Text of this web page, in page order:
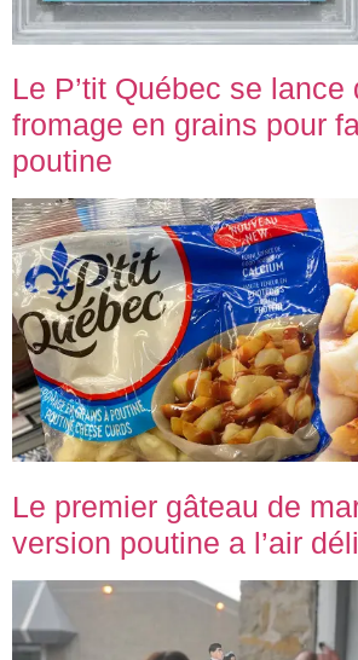
Le P’tit Québec se lance
fromage en grains pour
poutine
Le premier gâteau de
version poutine a l’air